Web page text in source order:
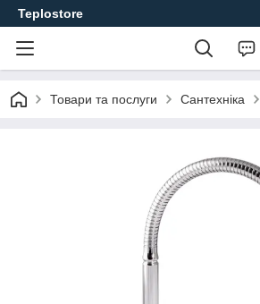
Teplostore
Товари та послуги Сантехніка